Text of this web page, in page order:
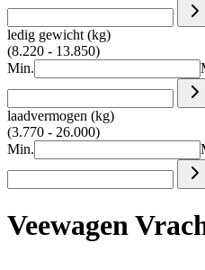
ledig gewicht (kg)
(8.220 - 13.850)
Min.
laadvermogen (kg)
(3.770 - 26.000)
Min.
Veewagen